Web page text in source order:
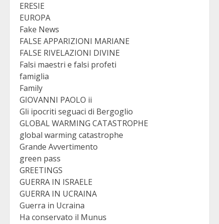
ERESIE
EUROPA
Fake News
FALSE APPARIZIONI MARIANE
FALSE RIVELAZIONI DIVINE
Falsi maestri e falsi profeti
famiglia
Family
GIOVANNI PAOLO ii
Gli ipocriti seguaci di Bergoglio
GLOBAL WARMING CATASTROPHE
global warming catastrophe
Grande Avvertimento
green pass
GREETINGS
GUERRA IN ISRAELE
GUERRA IN UCRAINA
Guerra in Ucraina
Ha conservato il Munus